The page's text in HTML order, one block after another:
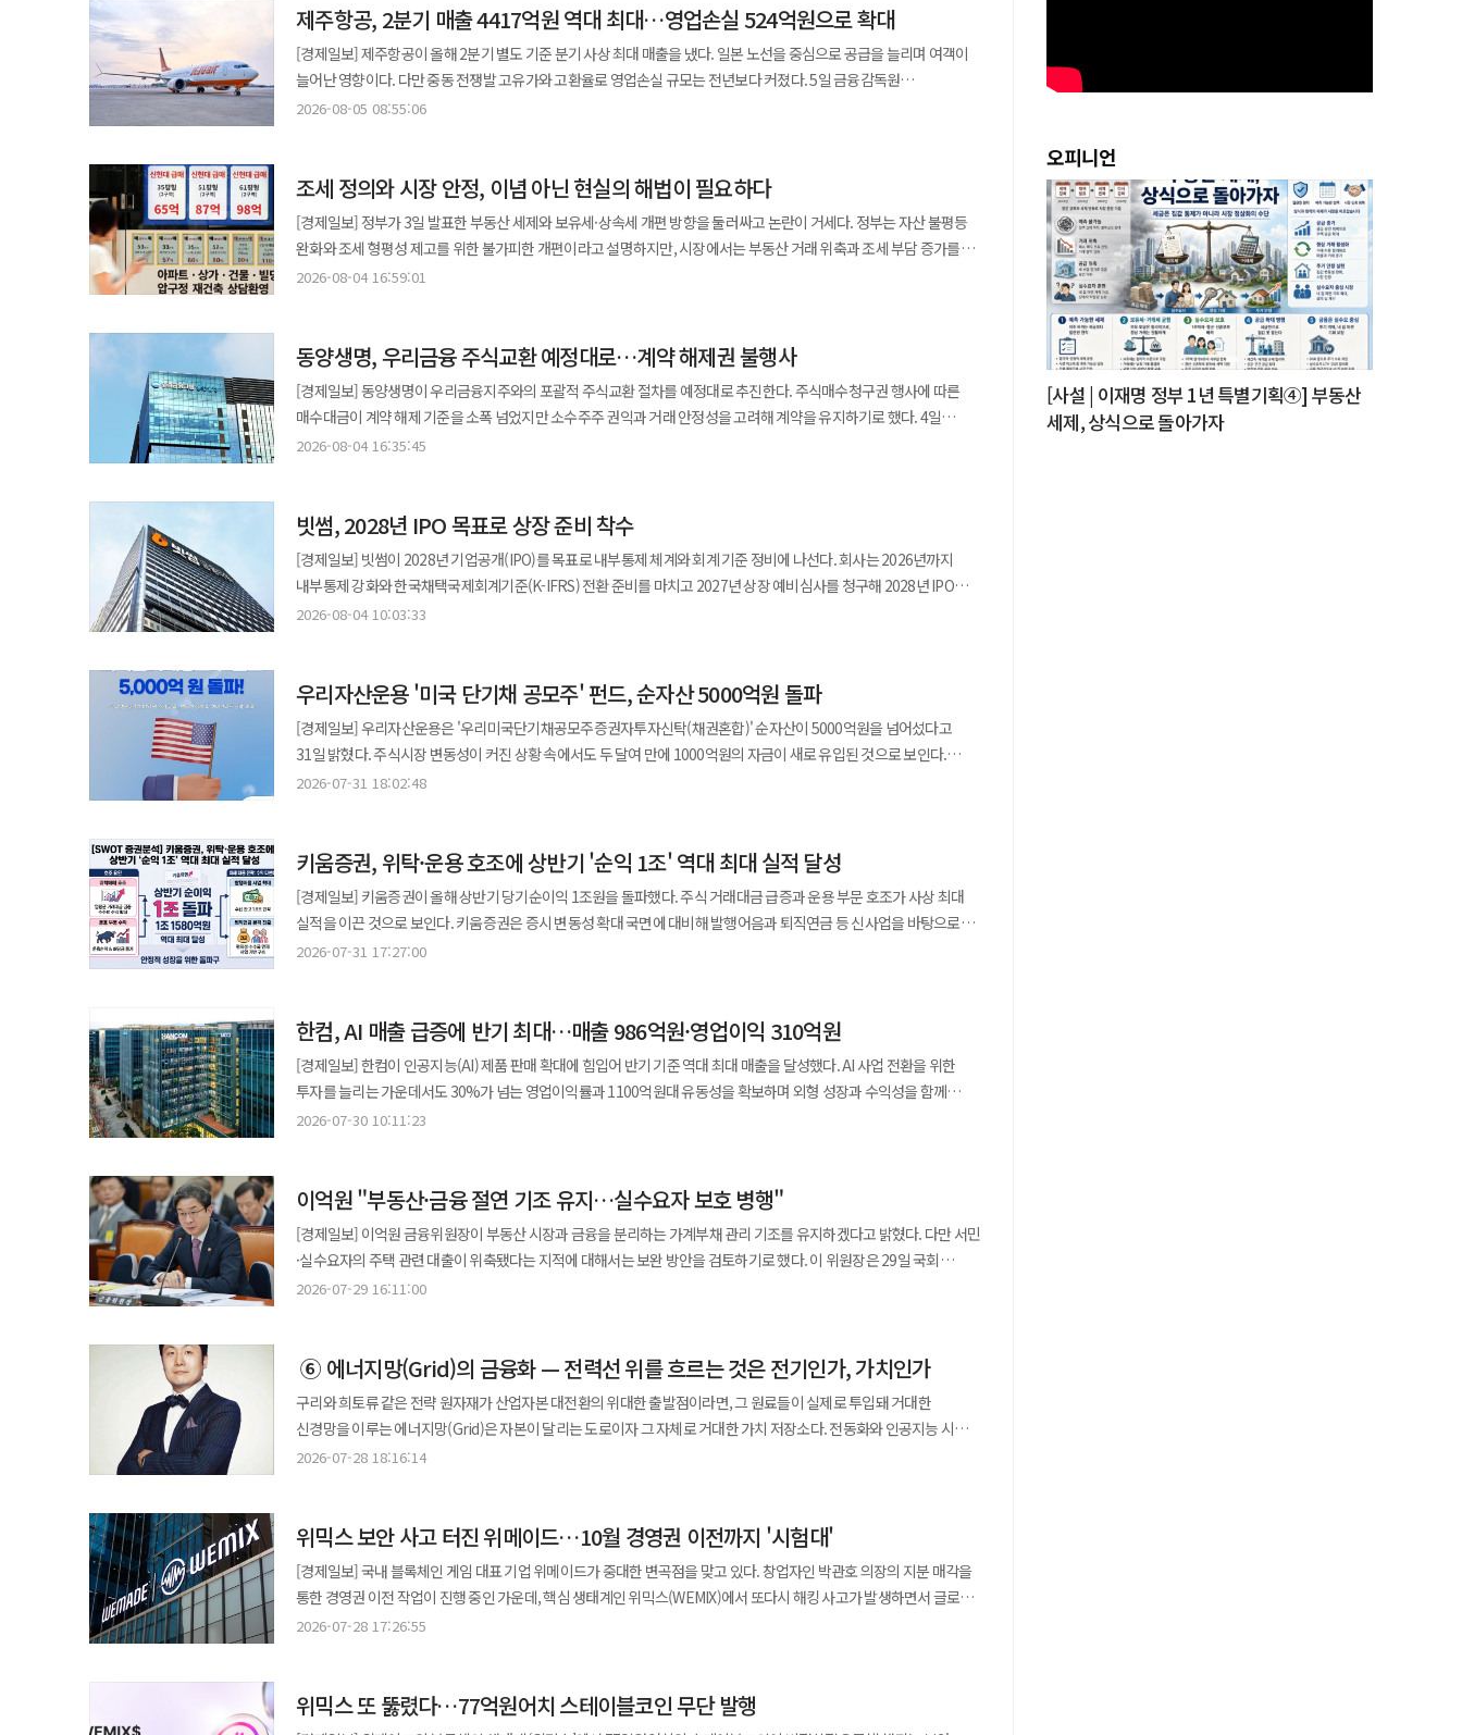
종합부동산세와 양도소득세, 취득세의 기준이 달라졌고 공제 방식도 수차례 손질됐다. 그 결과 세법은 전문가조차
해석하기 어려울 만큼 복잡해졌다. 국민은 집을 사거나 팔 때마다 세무 상담부터 받아야 했다. 같은 주택을 보유해도
취득 시기와 지역, 보유 기간, 거주 여부에 따라 세금이 크게 달라졌다. 부동산 세제가 조세 원칙보다 정책 목적에 따라
누더기처럼 덧붙여졌기 때문이다. 시장에 가장 나쁜 것은 높은 세금만이 아니다. 앞으로 세금이 어떻게 바뀔지 알 수
금리와 유동성, 교통과 교육, 일자리와 지역 선호가 복합적으로 작용하는 시장이다. 세금 하나로 가격을 잡을 수 있다는
접근은 현실과 맞지 않는다. 서울과 수도권의 집값 불안은 원하는 지역에 양질의 주택이 부족하고, 일자리와 교육·문화
인프라가 집중돼 있기 때문에 나타나는 현상이다. 보유세를 올린다고 선호 지역의 주택이 새로 생기는 것은 아니다.
부담이 무거운 편이다. 여기에 보유세까지 급격히 높아지면 집을 보유하기도 어렵고 처분하기도 어려운 구조가 된다.
시장의 이동성이 떨어지고 매물이 잠기면 실수요자의 선택지는 오히려 줄어든다. 보유에 적정한 부담을 지우는 대신
정상적인 거래를 가로막는 세금은 낮추는 방향이 바람직하다. 투기성 단기 거래에는 무거운 책임을 묻되 장기 보유자가
주거와 생애 계획에 따라 집을 옮기는 과정까지 막아서는 안 된다. 세금은 시장을 봉쇄하는 장벽이 아니라 자원의
효율적인 이동을 돕는 장치가 돼야 한다. 1가구 1주택자에 대한 보호 원칙도 분명해야 한다. 소득이 없는 고령자가
시각에서도 벗어나야 한다. 임대주택을 안정적으로 공급하는 장기 임대인과 단기 시세 차익을 노리는 투기 수요는
구분해야 한다. 주택 수만으로 선악을 나누는 과세는 시장 현실을 왜곡하고 임대 공급을 줄일 수 있다. 부동산 정책은
세제 중심에서 종합 처방으로 전환돼야 한다. 도심 재건축과 재개발을 합리적으로 촉진하고, 역세권과 산업 거점에
양질의 주택을 충분히 공급해야 한다. 인허가만 늘리는 것이 아니라 착공과 준공, 실제 입주까지 이어지는 일정을
국토와 산업, 교육 정책의 문제이기도 하다. 금융정책도 실수요와 투기를 구분해야 한다. 갭투자와 과도한 차입은 엄격히
관리하되 청년과 신혼부부, 생애 최초 구입자의 내 집 마련 기회까지 막아서는 안 된다. 소득과 상환 능력에 따른 대출
원칙을 지키면서도 획일적인 규제로 실수요자를 시장 밖으로 밀어내지 말아야 한다. 좋은 세금은 많이 걷는 세금이
아니다. 국민이 이해할 수 있고 납득할 수 있으며 오랫동안 유지될 수 있는 세금이다. 과세 기준은 단순하고 명확해야
하고 비슷한 경제적 능력에는 비슷한 세 부담이 적용돼야 한다. 제도를 바꿀 때는 충분한 예고 기간을 두고 기존 보유자의
부담 능력에 따라 공공서비스 비용을 공정하게 나누고 시장의 왜곡을 줄이는 제도다. <논어>에는 “정치는 바르게 하는
것”이라는 ‘정자정야(政者正也)’가 나온다. 부동산 정책도 시장을 억지로 끌어내리거나 떠받치는 데 목적을 두어서는
안 된다. 잘못된 제도를 바로잡고 실수요자가 안정적으로 거주하며 정상적인 거래가 이뤄지도록 만드는 것이 정치와
정책의 역할이다. 이재명 정부의 부동산 정책은 집값 등락만으로 평가돼서는 안 된다. 국민이 세제를 신뢰할 수 있게
거주하고 필요한 사람이 합리적인 가격에 집을 사고팔 수 있는 환경을 만드는 것이다. 세금도 이 원칙 위에서 설계돼야
한다. 세금은 집값을 잡기 위한 목적이 아니라 시장을 바로 세우기 위한 수단이다. 부동산도 세금도 정치적 계산이
아니라 기본과 원칙, 상식으로 돌아가야 한다. 예측 가능한 세제와 충분한 공급, 실수요 중심의 금융정책이 함께 갈 때
국민의 주거 안정과 부동산 시장의 정상화도 가능하다.
재판상 화해와 같은 효력을 갖는다. 영풍·MBK 측은 소송을 계속할 실익이 사라졌다는 입장이다. 반면 고려아연은
소송을 시작한 이유와 청구 대상을 줄인 배경, 최종적으로 소송을 끝내기로 한 경위를 주주와 시장에 구체적으로
설명해야 한다고 맞섰다. 고려아연이 가장 문제 삼는 부분은 액면분할을 둘러싼 영풍·MBK의 입장 변화다. 고려아연은
2025년 1월 임시주총에 소액주주의 거래 접근성과 주식 유동성을 높이기 위한 액면분할 안건을 올렸다. 영풍·MBK는
당시 안건에 반대표를 행사하고 결의 취소 소송을 제기했다. 그러나 올해 정기주총에서는 같은 액면분할 안건을 직접
활발해질 수 있다”며 “주총에서 안건이 통과된 뒤 이를 기대했던 주주들이 있었지만, 가처분과 소송으로 시행할 수 없게
되면서 혼선이 발생했다”고 했다. 이어 “주가 상승이나 손실 규모를 특정 금액으로 계산하기는 어렵지만 주주들이
기대했던 거래 편의와 유동성 개선 효과를 누리지 못했다”며 “회사도 소송에 대응하는 과정에서 일정한 법률비용을
부담했다”고 했다. 고려아연은 화해권고결정이 확정돼 영풍·MBK가 관련 문제 제기를 모두 거두면 임시주총 결의를
둘러싼 법적 다툼이 사라지고, 정지돼 있던 결의의 효력도 회복된다는 입장이다. 고려아연 관계자는 “이번 결정이
조치에 문제가 있다고 판단한 것과 이번 설명은 충돌하지 않는다는 게 고려아연 측 주장이다. 회사는 앞선 판단이 소송이
진행되는 동안 결의의 효력을 제한한 것이고, 화해권고결정이 확정돼 본안 다툼이 끝나면 해당 결의를 둘러싼 법적
장애도 사라진다고 설명했다. 다만 화해권고결정은 법원이 본안에서 어느 한쪽의 주장을 받아들여 승패를 가린 판결은
불확실성이 커진 만큼, 영풍·MBK가 먼저 주주와 시장에 경위를 설명하고 사과해야 한다고 강조했다.
제주항공, 2분기 매출 4417억원 역대 최대…영업손실 524억원으로 확대
[경제일보] 제주항공이 올해 2분기 별도 기준 분기 사상 최대 매출을 냈다. 일본 노선을 중심으로 공급을 늘리며 여객이
늘어난 영향이다. 다만 중동 전쟁발 고유가와 고환율로 영업손실 규모는 전년보다 커졌다. 5일 금융감독원
전자공시시스템에 따르면 제주항공의 2분기 매출액은 4417억원으로 전년 동기 대비 40% 늘었다. 영업손실은
수요 변화에 대응한 탄력적 노선 운영과 여객 증가를 꼽았다. 인천~고베 노선에 새로 취항하는 등 일본 노선을 중심으로
공급을 늘렸고, 김포~제주 노선은 증편했다. 환승 수요를 확보하기 위해 인천~제주 노선도 시범 운항 중이다.
제주항공은 연료 효율이 높은 차세대 항공기 비중을 늘려 유류비 절감에도 나서고 있다. 2분기 기준 차세대기 B737-8은
12대로 전체 여객기 44대 중 27%를 차지했다. 지난해 2분기(43대 중 5대, 11.6%)보다 비중이 크게 늘었다. 실제 올해
1분기 운항편수는 전년 동기 대비 10% 늘었는데도 유류비는 전년 1분기 대비 1.4% 줄었다. 제주항공은 미리 구매해 둔
일본 노선 공급을 늘려 증편하고, 성수기 휴양·관광 수요에 대응해 중국 옌지 노선 등도 증편 운항하고 있다. 기단
현대화도 계속한다. 8월 현재 차세대기 B737-8을 13대 보유하고 있으며, 연말까지 2대를 추가로 도입할 계획이다. 재무
안정성을 확보하기 위해 최근에는 B737-800NG 3대를 매각했다. 대규모 정비 비용이 발생하기 전에 기체를 처분해
자산 효율성과 유동성을 높이려는 조치다. 제주항공 관계자는 "하반기에도 내실경영을 통해 시장 상황에 유연하게
2026-08-05 08:55:06
조세 정의와 시장 안정, 이념 아닌 현실의 해법이 필요하다
[경제일보] 정부가 3일 발표한 부동산 세제와 보유세·상속세 개편 방향을 둘러싸고 논란이 거세다. 정부는 자산 불평등
완화와 조세 형평성 제고를 위한 불가피한 개편이라고 설명하지만, 시장에서는 부동산 거래 위축과 조세 부담 증가를
우려하는 목소리가 적지 않다. 부동산 정책은 국민의 재산권과 주거 안정, 국가 경제를 동시에 좌우하는 핵심 정책인
조세를 통해 일정 부분 시장을 조정하고 사회적 형평성을 확보하려는 노력 자체를 부정하기는 어렵다. 특히 실효세율이
지나치게 낮거나 조세 회피가 가능한 구조를 개선하려는 시도는 국민적 신뢰를 높이는 데 필요한 과제이기도 하다.
그러나 정책의 목적이 정당하다고 해서 수단까지 모두 정당화되는 것은 아니다. 부동산 시장은 공급과 수요, 금리, 경기
등 다양한 요인이 복합적으로 작용하는 영역이다. 세금만으로 시장을 통제하려는 접근은 여러 차례 한계를 드러냈다.
보유세 부담을 높이는 동시에 거래세 부담까지 유지하거나 양도세 중과를 지속할 경우 시장의 거래가 위축되고 매물이
임대인의 세금 부담 증가는 전·월세 가격 상승 압력으로 이어질 수 있으며, 이는 결국 서민과 청년층의 주거비 부담을
키우는 결과를 낳을 수 있다. 실거주 목적의 1주택자 가운데 소득 증가 없이 공시가격 상승만으로 세 부담이 크게
늘어나는 사례 역시 정책의 수용성을 떨어뜨리는 요인이다. 조세 정책은 국민 다수가 납득할 수 있는 예측 가능성과
형평성을 갖출 때 비로소 정책 효과를 기대할 수 있다. 상속세 역시 마찬가지다. 부의 대물림을 억제하고 조세 형평성을
이전을 촉진한다면 국가 경제에도 손실이 될 수 있다. 반대로 무조건적인 세율 인하는 자산 불평등을 더욱 심화시킬 수
있는 만큼 균형 있는 접근이 필요하다. 정부가 앞으로 고민해야 할 것은 세율을 높이느냐 낮추느냐의 단순한 선택이
아니다. 무엇보다 보유세와 거래세의 구조를 함께 개편해 시장의 유동성을 확보하는 방향을 모색해야 한다. 보유세
한계가 분명하다. 도심 내 재건축·재개발 절차를 합리적으로 개선하고, 교통망과 생활 인프라를 갖춘 지역에 충분한
주택 공급이 이뤄질 수 있도록 제도적 기반을 마련해야 한다. 시장이 안정될 것이라는 신뢰를 형성하는 것이 단기적인
세금 정책보다 훨씬 지속적인 효과를 가져올 수 있다. 상속세 개편도 사회적 형평성과 경제 활력을 함께 고려하는
방향이어야 한다. 기업 승계에 대해서는 고용 유지와 투자 확대를 조건으로 세제 지원을 강화하는 한편, 자산가에 대한
과세 형평성은 유지하는 정교한 제도 설계가 요구된다. 단순한 세율 인하나 현행 유지라는 이분법을 넘어 경제적
상충하는 가치가 아니라 함께 추구해야 할 목표다. 정부는 정책의 취지를 국민에게 설득하는 데 그칠 것이 아니라
예상되는 부작용까지 면밀히 보완해야 한다. 세금만으로 시장을 움직일 수 있다는 과신도, 시장에 모든 것을 맡기면
해결된다는 낙관도 경계해야 한다. 지금 필요한 것은 어느 한쪽의 승리가 아니라 국민이 체감할 수 있는 균형 잡힌 부동산
2026-08-04 16:59:01
동양생명, 우리금융 주식교환 예정대로…계약 해제권 불행사
[경제일보] 동양생명이 우리금융지주와의 포괄적 주식교환 절차를 예정대로 추진한다. 주식매수청구권 행사에 따른
매수대금이 계약 해제 기준을 소폭 넘었지만 소수주주 권익과 거래 안정성을 고려해 계약을 유지하기로 했다. 4일
동양생명은 이날 이사회를 열고 우리금융지주와의 포괄적 주식교환과 관련해 계약상 해제권을 행사하지 않기로
주식매수청구권 행사 결과 매수대금이 해당 기준을 소폭 상회했지만 이 조항이 계약 해제를 위한 의무가 아닌
선택권이라는 점을 고려했다고 설명했다. 동양생명은 적법하게 주식매수청구권을 행사한 주주의 권리를 보장하는 한편
주식교환에 찬성한 주주들의 기대와 거래 안정성도 함께 고려했다. 주식교환이 중단될 경우 매수대금 수령을 기대했던
주주들에게 혼란이 발생할 수 있고 이미 시장에 제시된 거래 일정이 바뀌면서 불확실성이 커질 수 있다는 판단에서다.
동양생명은 이번 주식매수청구권 매수 가격에 관련 법령에 따른 할증이 반영된 만큼 예정된 절차를 완료하는 것이 전체
주식매수청구권 행사에 따른 매수대금 지급 이후에도 충분한 유동성을 확보하고 있다고 설명했다. 상반기 기준
동양생명의 추정 지급여력비율(K-ICS)은 205.0%로 지난해 말 179.8%보다 25.2%p 상승했다. 동양생명은 예정된
일정에 따라 우리금융지주와의 포괄적 주식교환 절차를 추진할 계획이다. 동양생명 관계자는 "이번 계약 해제권 불행사
결정은 소수주주 권익 보호와 시장과의 신뢰를 최우선으로 고려한 결과"라며 "예정된 주식교환 절차를 성공적으로
마무리하고 우리금융그룹과의 시너지를 기반으로 지속 가능한 성장과 모든 주주의 가치 제고를 위해 최선을
2026-08-04 16:35:45
빗썸, 2028년 IPO 목표로 상장 준비 착수
[경제일보] 빗썸이 2028년 기업공개(IPO)를 목표로 내부통제 체계와 회계 기준 정비에 나선다. 회사는 2026년까지
내부통제 강화와 한국채택국제회계기준(K-IFRS) 전환 준비를 마치고 2027년 상장 예비심사를 청구해 2028년 IPO를
완료한다는 단계별 로드맵을 공개했다. 국내 가상자산 거래소가 증시에 상장한 전례가 아직 없다는 점에서 이번 로드맵
동시에 국내외 대형 증권사, 법무법인 등 외부 전문기관과 협력해 임직원 준법감시와 내부통제 프로세스를 강화하고
있다고 설명했다. 지배구조 정비는 지난해 인적분할로 먼저 이뤄졌다. 거래소 사업(빗썸)과 신사업(빗썸에셋)을 분리해
사업 구조를 단순화하고 부문별 역할과 책임을 나눠 이해상충 가능성을 사전에 차단하는 구조를 마련했다. 신사업
리스크가 거래소 본업으로 옮겨붙지 않도록 사업 영역을 분리한 조치로 풀이된다. 가상자산 시장의 변동성에 흔들리지
않는 내실 경영 체계 구축에도 집중하고 있다. 수수료 중심의 수익 구조를 사업 다각화로 보완하고 유동성 자산을 충분히
거래대금과 수수료 수익이 출렁이는 구조를 완화하려는 시도로 볼 수 있다. 공시와 소통 체계도 상장 기업 수준으로
강화한다는 계획이다. 빗썸은 재무 현황과 가상자산 보유 정보를 정기적으로 공시하고 있고 소통 채널을 상시 열어 주요
경영 사항을 선제적으로 공유하고 있다고 설명했다. 회사는 이런 정보 공개와 소통 행보를 상장 전까지 더 확대한다는
방침이다. 빗썸 관계자는 "이번 IPO 추진은 단순한 상장을 넘어 가상자산 거래소의 투명성과 안정성을 제도권 금융
수준으로 끌어올리겠다는 선언"이라며 "시장과 투자자가 신뢰할 수 있는 기업으로 거듭나기 위해 남은 상장 요건들을
대응 평가, 시장 상황에 따라 달라질 수 있다. 2028년이라는 목표 시점이 실제 상장으로 이어지는지가 이번 로드맵의
신뢰도를 가늠할 지점이다.
2026-08-04 10:03:33
우리자산운용 '미국 단기채 공모주' 펀드, 순자산 5000억원 돌파
[경제일보] 우리자산운용은 '우리미국단기채공모주증권자투자신탁(채권혼합)' 순자산이 5000억원을 넘어섰다고
31일 밝혔다. 주식시장 변동성이 커진 상황 속에서도 두 달여 만에 1000억원의 자금이 새로 유입된 것으로 보인다.
펀드평가사 KG제로인에 따르면 해당 펀드의 환노출형(UH) 최근 1년 수익률은 지난 29일 원화 기준 10.54%를
함께 도모하는 하이브리드 전략을 구사한다. 또한 글로벌 자산운용사인 누버거버먼과의 협력 관계를 바탕으로 우수한
투자처 발굴 경쟁력도 확보했다. 기업 가치 대비 공모가가 저평가된 우량 종목을 선별해 투자하며 미국 시장을 포함해 △
홍콩 △일본 △유럽 등 주요 해외 증시 공모주 청약에도 적극 참여하고 있다. 최근 주식과 채권 시장 모두 변동성이
커지면서 안정적인 이자 소득을 기반으로 추가 수익을 노리는 운용 방식이 주목받는 것으로 풀이된다. 단기간에
1000억원의 순자산이 몰린 것도 이러한 시장 환경 변화가 반영된 결과로 보인다. 퇴직연금 등 장기 자금을 안정적으로
자금을 모집했다. 해당 펀드는 스페이스X 상장에 참여해 전체 펀드 자산의 약 0.6% 수준으로 물량을 배정받았다. 아울러
홍콩 증시에 2차 상장한 중국 아날로그 반도체 전문 기업 성방마이크로전자 IPO에도 참여했으며 최근 SK하이닉스 ADR
IPO에서는 1.2%의 배정 비중을 확보했다. 올해 하반기 진행될 오픈AI와 앤스로픽의 IPO 역시 흥행을 거둘 것으로
전망된다. 해당 기업들이 향후 매출 성장과 수익성 개선 경로를 명확히 제시할 경우 공모 흥행 가능성이 높아지며 해당
등 장기 성장 분야에 대한 시장의 낙관적 시각을 확인했다"고 말했다. 또한 "초대형 IPO가 시중 유동성을 고갈시킬
것이라는 우려를 씻고 새로운 투자 수요 창출을 입증한 셈"이라며 "향후 상장 기업들이 뚜렷한 수익성 개선을 증명해
공모에 흥행한다면 펀드 성과에 추가 이익을 더해줄 것"이라고 덧붙였다.
2026-07-31 18:02:48
키움증권, 위탁·운용 호조에 상반기 '순익 1조' 역대 최대 실적 달성
[경제일보] 키움증권이 올해 상반기 당기순이익 1조원을 돌파했다. 주식 거래대금 급증과 운용 부문 호조가 사상 최대
실적을 이끈 것으로 보인다. 키움증권은 증시 변동성 확대 국면에 대비해 발행어음과 퇴직연금 등 신사업을 바탕으로
수익 다각화를 추진하고 있다. 수익 다변화 노력이 향후 안정적인 성장을 이끌 돌파구로 작용할 수 있을지 주목된다.
1조1580억원으로 지난해 같은 기간과 비교해 112.2% 늘어났다. 영업이익은 1조4102억원으로 지난해 동기 대비
92.2% 증가했다. 올해 2분기 당기순이익 역시 6806억원으로 지난해 2분기보다 119.4% 급증하며 분기 기준 역대 최대
실적을 기록했다. 이번 호실적은 위탁매매 부문과 운용 부문의 동반 성장이 이끌었다. 올해 2분기 키움증권의 위탁매매
수수료는 4519억원으로 지난해 동기 대비 178.3% 대폭 늘어났다. 국내 증시 거래가 활발해지면서 일평균 주식
거래대금이 36조3000억원으로 급증한 영향이 크게 작용한 것으로 보인다. 상장지수펀드(ETF) 유동성공급자 관련
부문의 더딘 성장과 리테일 시장점유율 하락은 약점 요인으로 분석된다. 올해 2분기 IB 수수료 수익은 833억원으로
지난해 같은 기간보다 6.4% 늘어나는 데 그쳤다. 핵심 경쟁력인 리테일 시장점유율은 지속해서 하락하는 추세다.
키움증권에 따르면 리테일 점유율은 지난해 6월 28.6%에서 올해 6월 25.0%로 떨어졌다. 이는 4개 분기 연속 하락한
수치다. 대형주 중심 장세가 이어지면서 주식 거래가 대형 증권사로 집중된 영향으로 풀이된다. 위탁매매 부문에 대한
지나치게 높은 의존도는 하반기 증시 변동성 확대 국면에서 이익 훼손 위험으로 이어질 가능성이 존재한다. 지난 6월
다변화에 역량을 집중하고 있다. 주요 수익 다각화 항목은 △발행어음 사업 확대 △퇴직연금 시장 진출 △외국인
통합계좌 서비스 개시 등이다. 지난해 말 진출한 발행어음 사업은 올해 2분기 말 기준 수신 잔고 1조8000억원을
기록하며 빠르게 안착 중이다. 지난달 서비스를 시작한 퇴직연금 사업 역시 올해 적립금 5000억원 달성을 목표로 사업
서비스를 함께 운영하며 다양한 고객 니즈를 충족하는 노력을 지속하겠다”라고 말했다.
2026-07-31 17:27:00
한컴, AI 매출 급증에 반기 최대…매출 986억원·영업이익 310억원
[경제일보] 한컴이 인공지능(AI) 제품 판매 확대에 힘입어 반기 기준 역대 최대 매출을 달성했다. AI 사업 전환을 위한
투자를 늘리는 가운데서도 30%가 넘는 영업이익률과 1100억원대 유동성을 확보하며 외형 성장과 수익성을 함께
지켰다. 한컴은 별도 기준 올해 상반기 매출 986억원, 영업이익 310억원을 기록했다고 30일 밝혔다. 매출은 전년
투자이익이 반영됐다. 본업의 수익성을 판단할 때는 영업이익과 구분해 볼 필요가 있다. 2분기 별도 매출은 521억원,
영업이익은 134억원이다. 분기 매출도 역대 최대이며 영업이익률은 25.7%를 기록했다. 상반기 영업이익률은 31.4%
다. 연결 기준 상반기 매출은 1836억원으로 24.6% 증가했지만 영업이익은 229억원으로 7.6% 감소했다. 별도 실적과
비교하면 자회사들의 수익성 개선 여부가 향후 연결 이익 확대의 변수로 남는다. 실적 성장을 이끈 것은 AI 제품이다.
상반기 AI 매출은 135억원으로 지난해 연간 AI 매출 89억원을 이미 넘어섰다. 전체 별도 매출에서 AI가 차지하는 비중도
AI 매출이 필요하다. 상반기보다 약 33% 많은 수준이지만 기존 고객의 전환 속도가 유지되고 공공·기업 대상 공급이
확대되면 달성 가능성이 있다는 게 회사 측 판단이다. AI 제품 전환율은 지난해 성과를 이어가는 핵심 지표다. 한컴의
기업간거래(B2B) 고객 가운데 AI 패키지로 전환한 비율은 3월 말 4.2%에서 6월 말 6.2%로 높아졌다. 중앙부처와
교육기관, 약 14만개 기업을 포함한 20만곳의 기존 고객 기반을 활용해 별도의 대규모 고객 확보 비용 없이 AI 제품
판매를 확대하는 전략이다. 재무 여력도 확보했다. 2분기 말 별도 기준 현금성 자산과 단기금융상품은 1149억원으로
낮췄다는 평가다. 다음 성장축은 ‘소버린 에이전틱 OS’다. 여러 AI 모델과 업무 시스템, 데이터를 연결하고 AI 에이전트의
제작·실행·관리를 지원하는 플랫폼이다. 특정 대형언어모델에 종속되지 않는 구조를 앞세워 데이터 주권과 보안을
중시하는 공공·금융·국방 시장을 공략한다. 한컴은 올해 4분기 에이전틱 OS 베타 버전을 공개하고 2027년부터
개선하고 유럽에서 실제 고객을 확보하는 것이 다음 단계다. 김연수 한컴 대표는 “AI 기술과 사업 확대에 투자하면서도
수익성과 재무 건전성을 유지하고 있다”며 “에이전틱 OS 상용화를 통해 국내와 유럽 시장을 겨냥한 글로벌 AI 기업으로
2026-07-30 10:11:23
이억원 "부동산·금융 절연 기조 유지…실수요자 보호 병행"
[경제일보] 이억원 금융위원장이 부동산 시장과 금융을 분리하는 가계부채 관리 기조를 유지하겠다고 밝혔다. 다만 서민
·실수요자의 주택 관련 대출이 위축됐다는 지적에 대해서는 보완 방안을 검토하기로 했다. 이 위원장은 29일 국회
정무위원회 업무보고에서 "'부동산 시장과 금융의 절연'이라는 일관된 가계부채 관리 기조 속에 서민·실수요자 보호를
등 가계부채가 부동산 시장에 미치는 영향도 과거에 비해 제한적"이라고 진단했다. 금융위는 지난 5~6월 가계대출이 큰
폭으로 늘어난 것은 마이너스통장 등 한도대출 중심의 기타대출 증가 영향이라고 설명했다. 다만 가계부채 수준이
여전히 높고 시중 유동성 증가, 인플레이션 등 불안 요인이 남아 있다고 봤다. 금융위는 올해 1.5%의 엄격한 가계부채
총량 관리로 서민·실수요자 대출까지 막혔다는 지적을 반영해 보완 방안을 검토 중이다. 금융감독원도 하반기 가계대출
절벽과 대출난민, 청년층 주거 사다리 훼손 등을 감안해 가계부채 적정 관리 수준을 금융위와 협의하겠다고 보고했다.
현금 3000만원으로 높이고 다음달 중 증권사와 운용사의 괴리율 관리 책임을 강화한다. 투자자 위험 안내와 사전교육도
보완한다. 오는 11월부터는 매매수량 단위가 1좌에서 20좌로 늘어날 예정이다. 이 위원장은 전날 금융투자업계
간담회에서 시장이 안정되지 않을 경우 개인 투자금 중 단일종목 레버리지 투자 비중을 20% 이내로 제한하는 방안도
언급했다. 지난 21일까지 개인의 단일종목 레버리지 ETF 누적 순매수액은 14조1000억원으로 개인·외국인·기타 전체
순매수액 합산의 약 87%를 차지했다. 외국인 순매수액은 1조5000억원 수준이었다. 리밸런싱 추산액은 일평균
지속하기로 했다. 지난 17일까지 홈플러스 협력업체 대상 대출 만기연장·상환유예는 7752건, 5조2000억원 규모로
이뤄졌다. 신규자금은 100건, 191억원이 지원됐다. 고용노동부의 근로자 생계비 융자 지원은 8934건, 410억원 규모로
2026-07-29 16:11:00
⑥ 에너지망(Grid)의 금융화 — 전력선 위를 흐르는 것은 전기인가, 가치인가
구리와 희토류 같은 전략 원자재가 산업자본 대전환의 위대한 출발점이라면, 그 원료들이 실제로 투입돼 거대한
신경망을 이루는 에너지망(Grid)은 자본이 달리는 도로이자 그 자체로 거대한 가치 저장소다. 전동화와 인공지능 시대의
에너지망은 단순히 대형 발전소에서 생산된 전기를 전력선으로 전달하는 물리적 인프라에 그치지 않는다.
에너지의 이면에서 끊임없이 맥박치는 자본의 흐름을 읽어야 한다. 전력선 위를 흐르는 것은 과연 전력인가, 아니면
가치인가. 전통적으로 에너지망은 국가 기간산업의 일부이거나 초대형 기업들의 독점적 영역으로, 일반 자본의 접근이
사실상 차단된 대표적인 '경직된 자산'이었다. 민간 기업이 전력 인프라 사업에 참여하더라도 천문학적인 비용이
송전선과 변전소에 장기간 고정돼 재무적 유연성을 확보하기 어려웠다. 그러나 토큰증권(STO)과 실물자산 토큰화
(RWA) 기술은 이 거대하고 무거운 에너지망에 전례 없는 금융의 유연성을 불어넣고 있다. 그리드를 흐르는 송전 용량과
재무구조를 가볍게 만드는 혁신적인 자금 조달 통로가 되며, 투자자에게는 국가 기간망 수준의 안정성을 갖춘 자산에
2026-07-28 18:16:14
위믹스 보안 사고 터진 위메이드…10월 경영권 이전까지 '시험대'
[경제일보] 국내 블록체인 게임 대표 기업 위메이드가 중대한 변곡점을 맞고 있다. 창업자인 박관호 의장의 지분 매각을
통한 경영권 이전 작업이 진행 중인 가운데, 핵심 생태계인 위믹스(WEMIX)에서 또다시 해킹 사고가 발생하면서 글로벌
사업 전략에도 빨간불이 켜졌다. 경영권 이전과 사업 재편, 블록체인 생태계 신뢰 회복이라는 세 가지 과제를 동시에
비정상 발행한 뒤 이를 USDC.e 등으로 전환해 외부로 유출한 것으로 확인됐다. 위메이드는 사고 발생 직후 브리지와
탈중앙화 거래소(DEX), 대체불가 토큰(NFT) 기능 등을 긴급 중단하고 유동성을 회수하는 등 대응에 나섰다. 현재
2026-07-28 17:26:55
위믹스 또 뚫렸다…77억원어치 스테이블코인 무단 발행
오피니언
[사설 | 이재명 정부 1년 특별기획④] 부동산
세제, 상식으로 돌아가자